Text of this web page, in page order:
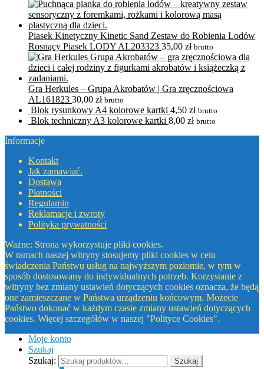
Piasek Kinetyczny Kinetic Sand Zestaw do Robienia Lodów
Rosnący Piasek LODY AL203323 35,00 zł brutto
Gra Herkules – Grupa Akrobatów | Gra zręcznościowa
AL161823 30,00 zł brutto
Blok rysunkowy A4 kolorowe kartki 4,50 zł brutto
Blok techniczny A3 kolorowe kartki 8,00 zł brutto
Informacje
Kontakt
Jak zamawiać.
Dostawa
Płatności
Regulamin
Reklamacje i zwroty
Polityka prywatności
Ważne: Strona wykorzystuje pliki cookies.
W ramach naszej witryny stosujemy pliki cookies w celu
świadczenia Państwu usług na najwyższym poziomie, w tym w
sposób dostosowany do indywidualnych potrzeb. Korzystanie z
witryny bez zmiany ustawień dotyczących cookies oznacza, że będą
one zamieszczane w Państwa urządzeniu końcowym. Możecie
Państwo dokonać w każdym czasie zmiany ustawień dotyczących
cookies. Więcej szczegółów w naszej "Polityce Cookies".
Moje konto
Szukaj
Szukaj:
Szukaj